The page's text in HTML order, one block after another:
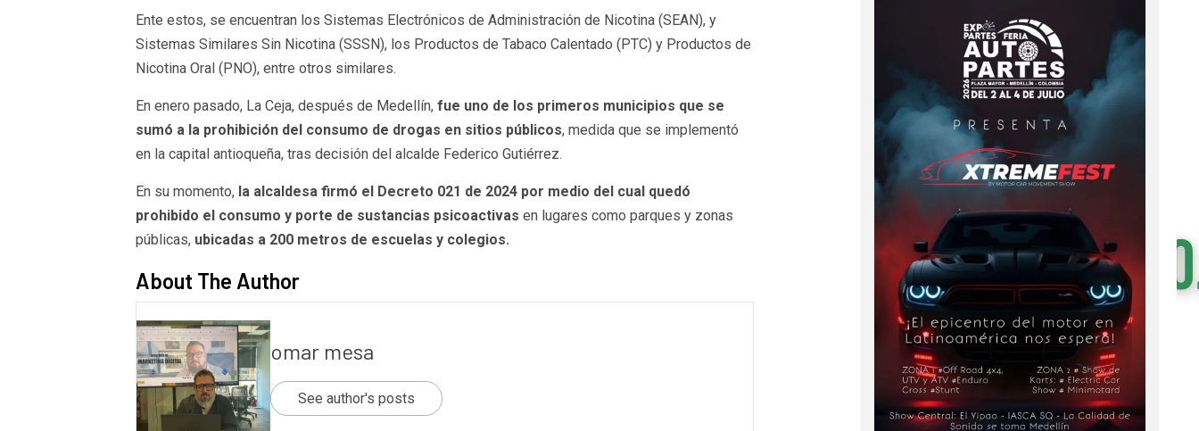
Ente estos, se encuentran los Sistemas Electrónicos de Administración de Nicotina (SEAN), y
Sistemas Similares Sin Nicotina (SSSN), los Productos de Tabaco Calentado (PTC) y Productos de
Nicotina Oral (PNO), entre otros similares.
En enero pasado, La Ceja, después de Medellín, fue uno de los primeros municipios que se
sumó a la prohibición del consumo de drogas en sitios públicos, medida que se implementó
en la capital antioqueña, tras decisión del alcalde Federico Gutiérrez.
En su momento, la alcaldesa firmó el Decreto 021 de 2024 por medio del cual quedó
prohibido el consumo y porte de sustancias psicoactivas en lugares como parques y zonas
públicas, ubicadas a 200 metros de escuelas y colegios.
About The Author
omar mesa
See author's posts